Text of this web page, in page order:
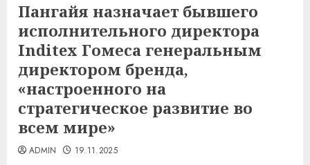
Пангайя назначает бывшего
исполнительного директора
Inditex Гомеса генеральным
директором бренда,
«настроенного на
стратегическое развитие во
всем мире»
ADMIN 19.11.2025